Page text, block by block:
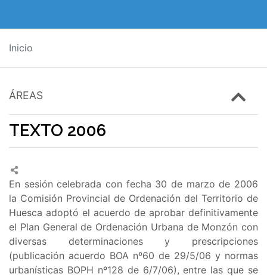
Inicio
ÁREAS
TEXTO 2006
En sesión celebrada con fecha 30 de marzo de 2006
la Comisión Provincial de Ordenación del Territorio de
Huesca adoptó el acuerdo de aprobar definitivamente
el Plan General de Ordenación Urbana de Monzón con
diversas determinaciones y prescripciones
(publicación acuerdo BOA nº60 de 29/5/06 y normas
urbanísticas BOPH nº128 de 6/7/06), entre las que se